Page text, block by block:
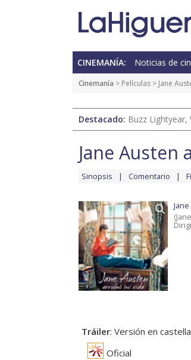
CINEMANÍA: Noticias de
Cinemanía > Películas > Jane
Destacado: Buzz
Jane Austen
Sinopsis Comentario
Tráiler: Versión en
Oficial